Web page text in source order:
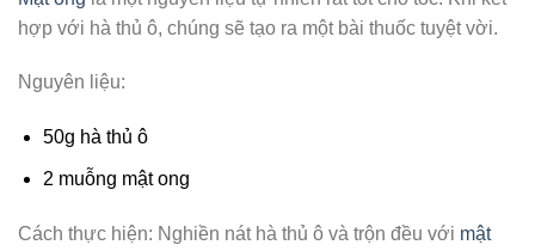
hợp với hà thủ ô, chúng sẽ tạo ra một bài thuốc tuyệt vời.
Nguyên liệu:
50g hà thủ ô
2 muỗng mật ong
Cách thực hiện: Nghiền nát hà thủ ô và trộn đều với mật